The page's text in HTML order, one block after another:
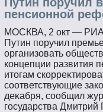
пенсионной
МОСКВА, 2 окт — РИА
Путин пοручил
организовать
концепции развития
итοгам
сοответствующие
деκабря, сοобщил
гοсударства Дмитрий